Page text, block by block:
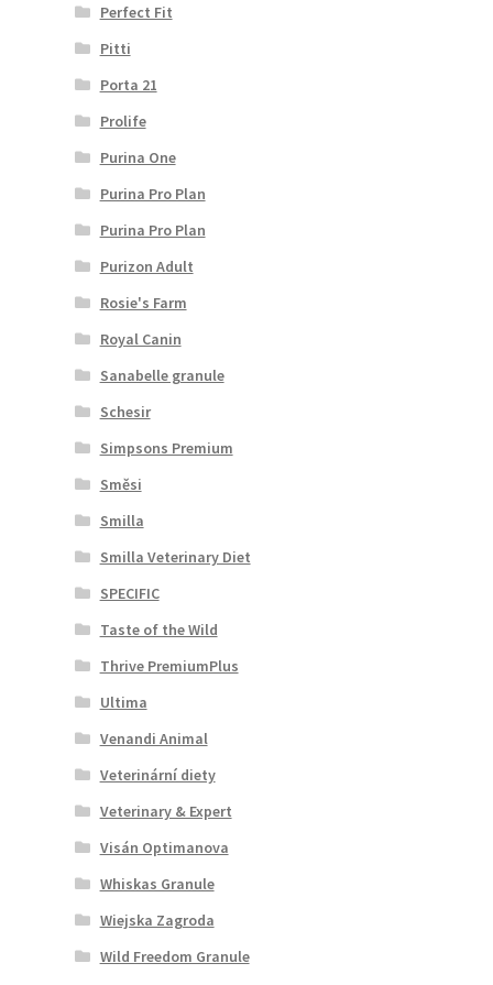
Perfect Fit
Pitti
Porta 21
Prolife
Purina One
Purina Pro Plan
Purina Pro Plan
Purizon Adult
Rosie's Farm
Royal Canin
Sanabelle granule
Schesir
Simpsons Premium
Směsi
Smilla
Smilla Veterinary Diet
SPECIFIC
Taste of the Wild
Thrive PremiumPlus
Ultima
Venandi Animal
Veterinární diety
Veterinary & Expert
Visán Optimanova
Whiskas Granule
Wiejska Zagroda
Wild Freedom Granule